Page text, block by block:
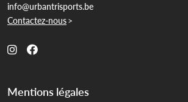
info@urbantrisports.be
Contactez-nous>
Mentions légales